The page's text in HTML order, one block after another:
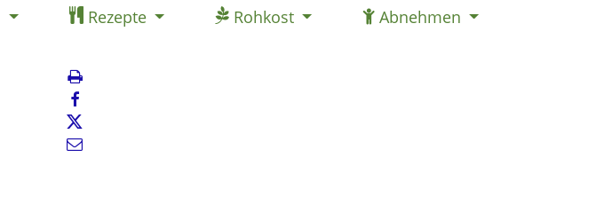
Rezepte Rohkost Abnehmen